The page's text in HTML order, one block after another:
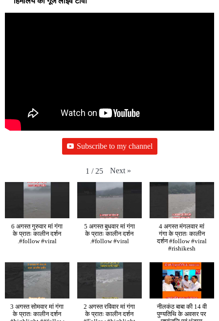
Subscribe to my channel
1 / 25 Next »
6 अगस्त गुरुवार मां गंगा
के प्रातः कालीन दर्शन
.#follow #viral
5 अगस्त बुधवार मां गंगा
के प्रातः कालीन दर्शन
.#follow #viral
4 अगस्त मंगलवार मां
गंगा के प्रातः कालीन
दर्शन #follow #viral
#rishikesh
3 अगस्त सोमवार मां गंगा
के प्रातः कालीन दर्शन
2 अगस्त रविवार मां गंगा
के प्रातः कालीन दर्शन
नीलकंठ बाबा की 14 वी
पुण्यतिथि के अवसर पर